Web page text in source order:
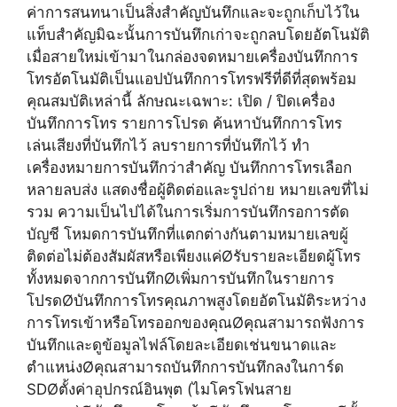
ค่าการสนทนาเป็นสิ่งสำคัญบันทึกและจะถูกเก็บไว้ใน
แท็บสำคัญมิฉะนั้นการบันทึกเก่าจะถูกลบโดยอัตโนมัติ
เมื่อสายใหม่เข้ามาในกล่องจดหมายเครื่องบันทึกการ
โทรอัตโนมัติเป็นแอปบันทึกการโทรฟรีที่ดีที่สุดพร้อม
คุณสมบัติเหล่านี้ ลักษณะเฉพาะ: เปิด / ปิดเครื่อง
บันทึกการโทร รายการโปรด ค้นหาบันทึกการโทร
เล่นเสียงที่บันทึกไว้ ลบรายการที่บันทึกไว้ ทำ
เครื่องหมายการบันทึกว่าสำคัญ บันทึกการโทรเลือก
หลายลบส่ง แสดงชื่อผู้ติดต่อและรูปถ่าย หมายเลขที่ไม่
รวม ความเป็นไปได้ในการเริ่มการบันทึกรอการตัด
บัญชี โหมดการบันทึกที่แตกต่างกันตามหมายเลขผู้
ติดต่อไม่ต้องสัมผัสหรือเพียงแค่Øรับรายละเอียดผู้โทร
ทั้งหมดจากการบันทึกØเพิ่มการบันทึกในรายการ
โปรดØบันทึกการโทรคุณภาพสูงโดยอัตโนมัติระหว่าง
การโทรเข้าหรือโทรออกของคุณØคุณสามารถฟังการ
บันทึกและดูข้อมูลไฟล์โดยละเอียดเช่นขนาดและ
ตำแหน่งØคุณสามารถบันทึกการบันทึกลงในการ์ด
SDØตั้งค่าอุปกรณ์อินพุต (ไมโครโฟนสาย